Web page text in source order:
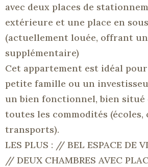
avec deux places de
extérieure et une place en
(actuellement louée, offrant
supplémentaire)
Cet appartement est idéal
petite famille ou un
un bien fonctionnel, bien situé
toutes les commodités (écoles,
transports).
LES PLUS : // BEL ESPACE DE
// DEUX CHAMBRES AVEC